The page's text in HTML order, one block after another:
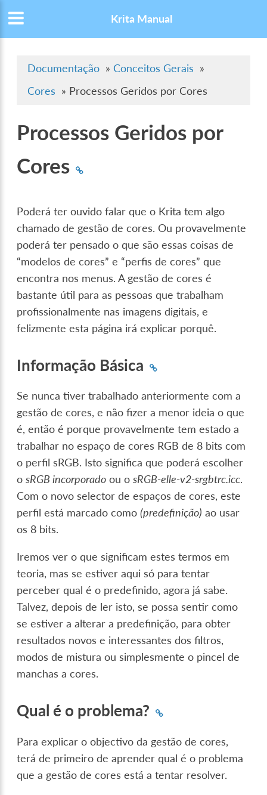
Krita Manual
Documentação » Conceitos Gerais »
Cores » Processos Geridos por Cores
Processos Geridos por
Cores
Poderá ter ouvido falar que o Krita tem algo
chamado de gestão de cores. Ou provavelmente
poderá ter pensado o que são essas coisas de
“modelos de cores” e “perfis de cores” que
encontra nos menus. A gestão de cores é
bastante útil para as pessoas que trabalham
profissionalmente nas imagens digitais, e
felizmente esta página irá explicar porquê.
Informação Básica
Se nunca tiver trabalhado anteriormente com a
gestão de cores, e não fizer a menor ideia o que
é, então é porque provavelmente tem estado a
trabalhar no espaço de cores RGB de 8 bits com
o perfil sRGB. Isto significa que poderá escolher
osRGB incorporado ou osRGB-elle-v2-srgbtrc.icc.
Com o novo selector de espaços de cores, este
perfil está marcado como(predefinição) ao usar
os 8 bits.
Iremos ver o que significam estes termos em
teoria, mas se estiver aqui só para tentar
perceber qual é o predefinido, agora já sabe.
Talvez, depois de ler isto, se possa sentir como
se estiver a alterar a predefinição, para obter
resultados novos e interessantes dos filtros,
modos de mistura ou simplesmente o pincel de
manchas a cores.
Qual é o problema?
Para explicar o objectivo da gestão de cores,
terá de primeiro de aprender qual é o problema
que a gestão de cores está a tentar resolver.